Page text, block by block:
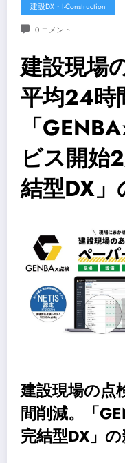
建設DX・i-Construction
0 コメント
建設現場
平均24時
「
ビス開始
結型DX
建設現場の点
間削減。「
完結型DX」